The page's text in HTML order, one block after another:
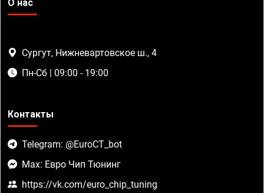
О нас
Сургут, Нижневартовское ш., 4
Пн-Сб | 09:00 - 19:00
Контакты
Telegram: @EuroCT_bot
Max: Евро Чип Тюнинг
https://vk.com/euro_chip_tuning